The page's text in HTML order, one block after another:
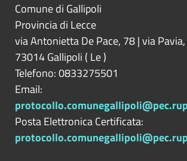
Comune di Gallipoli
Provincia di Lecce
via Antonietta De Pace, 78 | via
73014Gallipoli ( Le)
Telefono: 0833275501
Email:
Posta Elettronica Certificata: